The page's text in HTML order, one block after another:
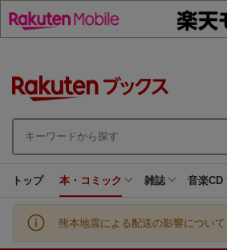
トップ 本・コミック 雑誌 音楽CD
熊本地震による配送の影響について